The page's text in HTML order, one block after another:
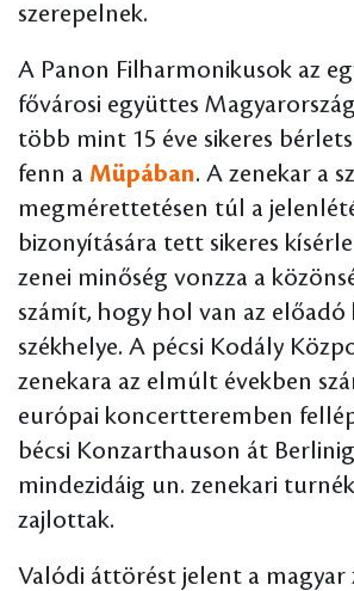
szerepelnek.
A Panon Filharmonikusok az
fővárosi együttes
több mint 15 éve sikeres
fenn a Müpában. A zenekar a
megmérettetésen túl a
bizonyítására tett sikeres
zenei minőség vonzza a
számít, hogy hol van az előadó
székhelye. A pécsi Kodály
zenekara az elmúlt években
európai koncertteremben
bécsi Konzarthauson át
mindezidáig un. zenekari
zajlottak.
Valódi áttörést jelent a magyar